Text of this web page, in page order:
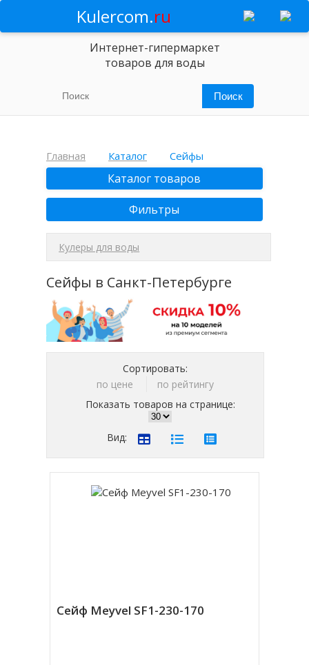
Kulercom.ru
Интернет-гипермаркет
товаров для воды
Главная Каталог Сейфы
Каталог товаров
Фильтры
Кулеры для воды
Сейфы в Санкт-Петербурге
Сортировать:
по цене
по рейтингу
Показать товаров на странице:
Вид:
Сейф Meyvel SF1-230-170